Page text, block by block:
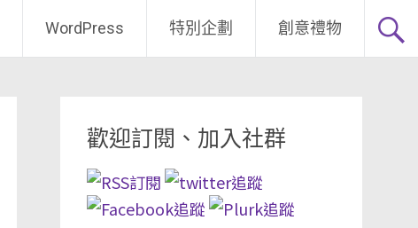
WordPress 特別企劃 創意禮物
歡迎訂閱、加入社群